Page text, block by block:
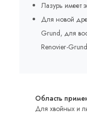
Лазурь имеет
Для новой
Grund, для
Renovier-
Область
Для хвойных и